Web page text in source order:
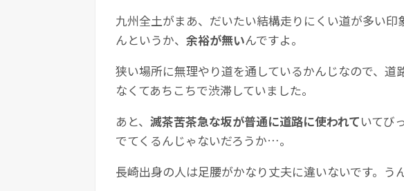
九州全土がまあ、だいたい結構走りにくい道が多い
んというか、 余裕が無いんですよ。
狭い場所に無理やり道を通しているかんじなので、道
なくてあちこちで渋滞していました。
あと、 滅茶苦茶急な坂が普通に道路に使われていてび
でてくるんじゃないだろうか…。
長崎出身の人は足腰がかなり丈夫に違いないです。うん